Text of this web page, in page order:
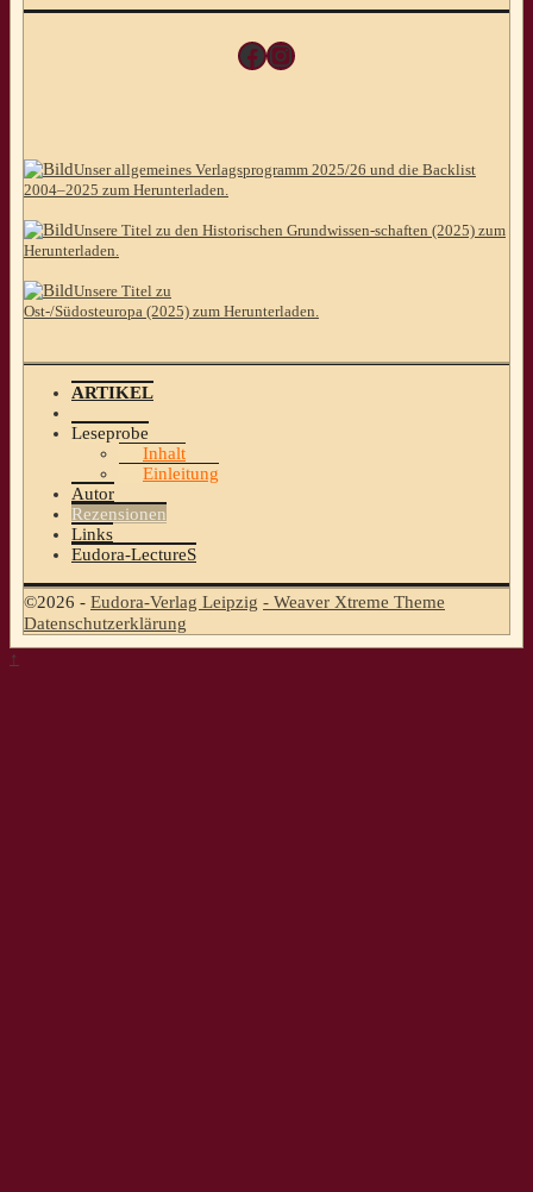
Facebook
Instagram
Unser allgemeines Verlagsprogramm 2025/26 und die Backlist
2004–2025 zum Herunterladen.
Unsere Titel zu den Historischen Grundwissen-schaften (2025) zum
Herunterladen.
Unsere Titel zu
Ost-/Südosteuropa (2025) zum Herunterladen.
ARTIKEL
Leseprobe
Inhalt
Einleitung
Autor
Rezensionen
Links
Eudora-LectureS
©2026 - Eudora-Verlag Leipzig - Weaver Xtreme Theme
Datenschutzerklärung
↑